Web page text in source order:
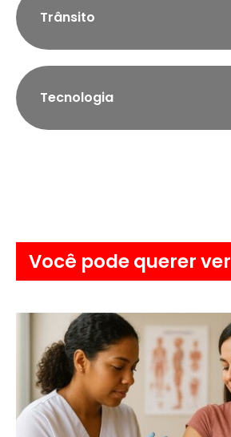
Trânsito
Tecnologia
Você pode querer ver